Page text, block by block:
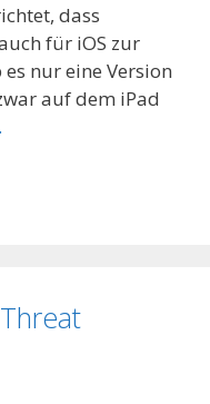
dass
für iOS zur
nur eine Version
auf dem iPad